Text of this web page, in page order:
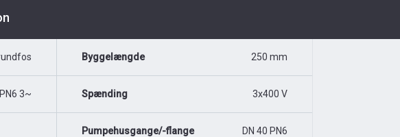
3~
Byggelængde 250 mm
Spænding 3x400 V
Pumpehusgange/-flange DN 40 PN6